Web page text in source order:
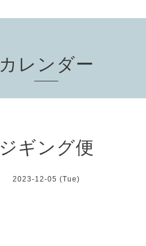
カレンダー
ジギング便
2023-12-05 (Tue)